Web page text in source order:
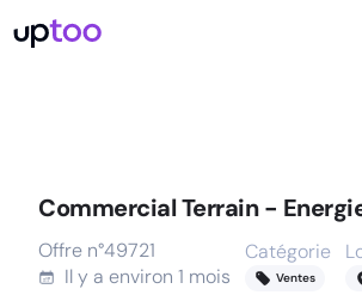
Commercial Terrain -
Offre n°49721
Il y a environ 1 mois
Catégorie
Ventes